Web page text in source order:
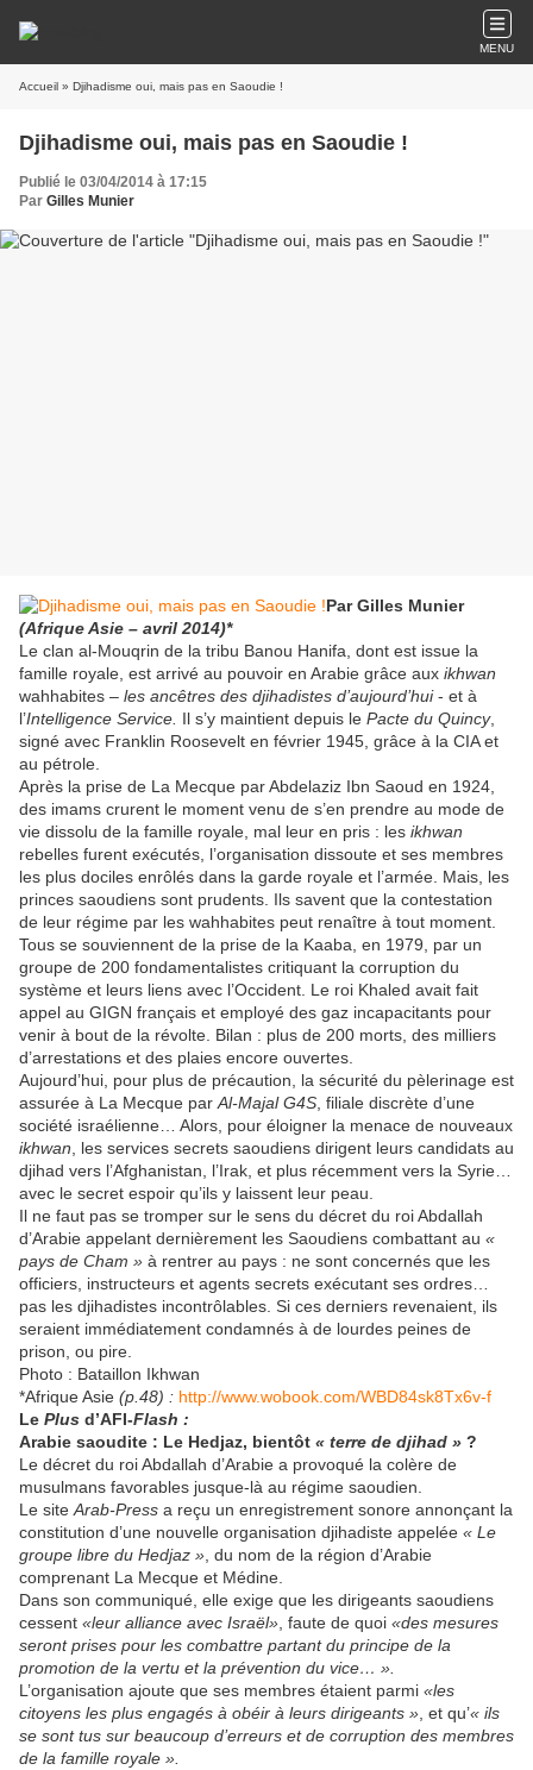
MENU
Accueil » Djihadisme oui, mais pas en Saoudie !
Djihadisme oui, mais pas en Saoudie !
Publié le 03/04/2014 à 17:15
Par Gilles Munier
Par Gilles Munier
(Afrique Asie – avril 2014)*
Le clan al-Mouqrin de la tribu Banou Hanifa, dont est issue la
famille royale, est arrivé au pouvoir en Arabie grâce aux ikhwan
wahhabites – les ancêtres des djihadistes d’aujourd’hui- et à
l’Intelligence Service. Il s’y maintient depuis le Pacte du Quincy,
signé avec Franklin Roosevelt en février 1945, grâce à la CIA et
au pétrole.
Après la prise de La Mecque par Abdelaziz Ibn Saoud en 1924,
des imams crurent le moment venu de s’en prendre au mode de
vie dissolu de la famille royale, mal leur en pris : les ikhwan
rebelles furent exécutés, l’organisation dissoute et ses membres
les plus dociles enrôlés dans la garde royale et l’armée. Mais, les
princes saoudiens sont prudents. Ils savent que la contestation
de leur régime par les wahhabites peut renaître à tout moment.
Tous se souviennent de la prise de la Kaaba, en 1979, par un
groupe de 200 fondamentalistes critiquant la corruption du
système et leurs liens avec l’Occident. Le roi Khaled avait fait
appel au GIGN français et employé des gaz incapacitants pour
venir à bout de la révolte. Bilan : plus de 200 morts, des milliers
d’arrestations et des plaies encore ouvertes.
Aujourd’hui, pour plus de précaution, la sécurité du pèlerinage est
assurée à La Mecque par Al-Majal G4S , filiale discrète d’une
société israélienne… Alors, pour éloigner la menace de nouveaux
ikhwan , les services secrets saoudiens dirigent leurs candidats au
djihad vers l’Afghanistan, l’Irak, et plus récemment vers la Syrie…
avec le secret espoir qu’ils y laissent leur peau.
Il ne faut pas se tromper sur le sens du décret du roi Abdallah
d’Arabie appelant dernièrement les Saoudiens combattant au «
pays de Cham » à rentrer au pays : ne sont concernés que les
officiers, instructeurs et agents secrets exécutant ses ordres…
pas les djihadistes incontrôlables. Si ces derniers revenaient, ils
seraient immédiatement condamnés à de lourdes peines de
prison, ou pire.
Photo : Bataillon Ikhwan
*Afrique Asie (p.48) : http://www.wobook.com/WBD84sk8Tx6v-f
Le Plus d’AFI-Flash :
Arabie saoudite : Le Hedjaz, bientôt « terre de djihad » ?
Le décret du roi Abdallah d’Arabie a provoqué la colère de
musulmans favorables jusque-là au régime saoudien.
Le site Arab-Press a reçu un enregistrement sonore annonçant la
constitution d’une nouvelle organisation djihadiste appelée « Le
groupe libre du Hedjaz » , du nom de la région d’Arabie
comprenant La Mecque et Médine.
Dans son communiqué, elle exige que les dirigeants saoudiens
cessent «leur alliance avec Israël» , faute de quoi «des mesures
seront prises pour les combattre partant du principe de la
promotion de la vertu et la prévention du vice… ».
L’organisation ajoute que ses membres étaient parmi «les
citoyens les plus engagés à obéir à leurs dirigeants » , et qu’« ils
se sont tus sur beaucoup d’erreurs et de corruption des membres
de la famille royale ».